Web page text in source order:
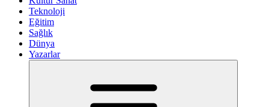
Teknoloji
Eğitim
Sağlık
Dünya
Yazarlar